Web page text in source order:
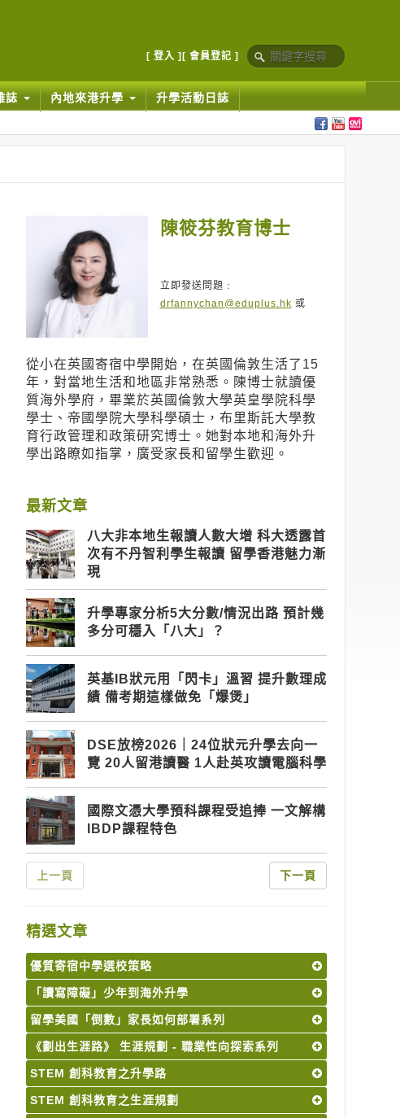
[ 登入 ] [ 會員登記 ]
誌 內地來港升學 升學活動日誌
陳筱芬教育博士
立即發送問題﹕
drfannychan@eduplus.hk 或
從小在英國寄宿中學開始，在英國倫敦生活了15
年，對當地生活和地區非常熟悉。陳博士就讀優
質海外學府，畢業於英國倫敦大學英皇學院科學
學士、帝國學院大學科學碩士，布里斯託大學教
育行政管理和政策研究博士。她對本地和海外升
學出路瞭如指掌，廣受家長和留學生歡迎。
最新文章
八大非本地生報讀人數大增 科大透露首
次有不丹智利學生報讀 留學香港魅力漸
現
升學專家分析5大分數/情況出路 預計幾
多分可穩入「八大」？
英基IB狀元用「閃卡」溫習 提升數理成
績 備考期這樣做免「爆煲」
DSE放榜2026｜24位狀元升學去向一
覽 20人留港讀醫 1人赴英攻讀電腦科學
國際文憑大學預科課程受追捧 一文解構
IBDP課程特色
上一頁 下一頁
精選文章
優質寄宿中學選校策略
「讀寫障礙」少年到海外升學
留學美國「倒數」家長如何部署系列
《劃出生涯路》 生涯規劃 - 職業性向探索系列
STEM 創科教育之升學路
STEM 創科教育之生涯規劃